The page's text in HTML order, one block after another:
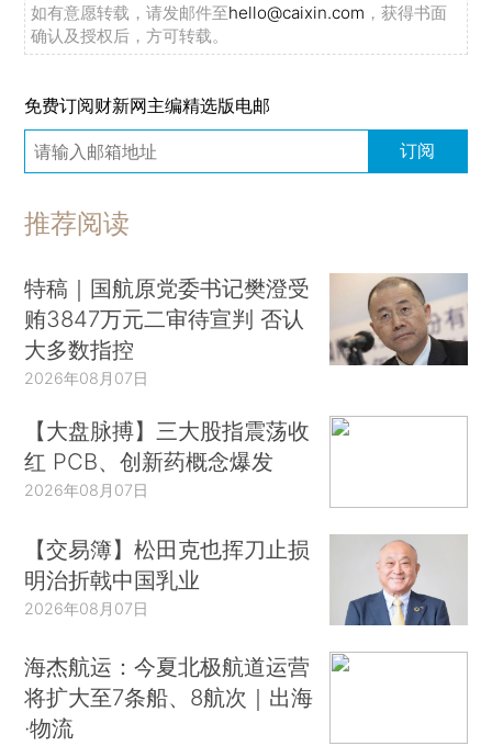
如有意愿转载，请发邮件至hello@caixin.com ，获得书面
确认及授权后，方可转载。
免费订阅财新网主编精选版电邮
订阅
推荐阅读
特稿｜国航原党委书记樊澄受
贿3847万元二审待宣判 否认
大多数指控
2026年08月07日
【大盘脉搏】三大股指震荡收
红 PCB、创新药概念爆发
2026年08月07日
【交易簿】松田克也挥刀止损
明治折戟中国乳业
2026年08月07日
海杰航运：今夏北极航道运营
将扩大至7条船、8航次｜出海
·物流